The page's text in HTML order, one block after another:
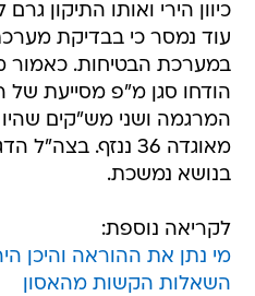
כיוון הירי ואותו התיקון
עוד נמסר כי בבדיקת
במערכת הבטיחות. כאמור
הודחו סגן מ"פ מסייעת
המרגמה ושני מש"קים
מאוגדה 36 ננזף.
בנושא נמשכת.
לקריאה נוספת:
מי נתן את ההוראה והיכן
השאלות הקשות מהאסון